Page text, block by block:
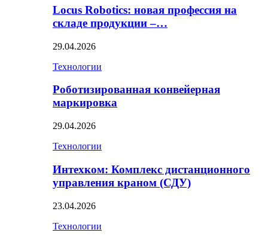
Locus Robotics: новая профессия на
складе продукции –…
29.04.2026
Технологии
Роботизированная конвейерная
маркировка
29.04.2026
Технологии
Интехком: Комплекс дистанционного
управления краном (СДУ)
23.04.2026
Технологии